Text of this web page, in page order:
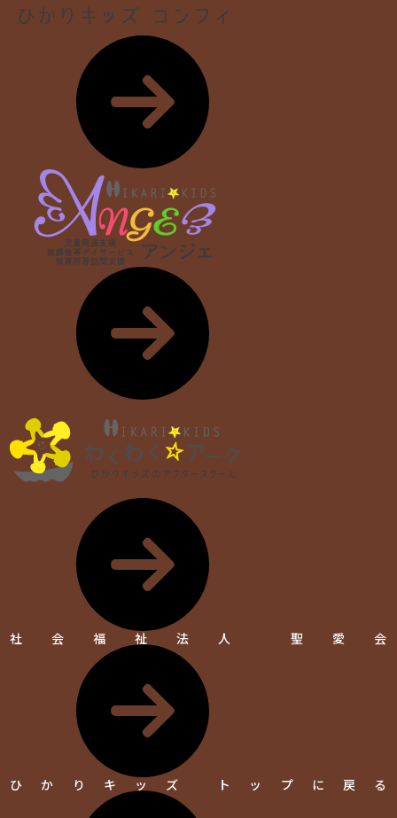
社会福祉法人 聖愛会
ひかりキッズ トップに戻る